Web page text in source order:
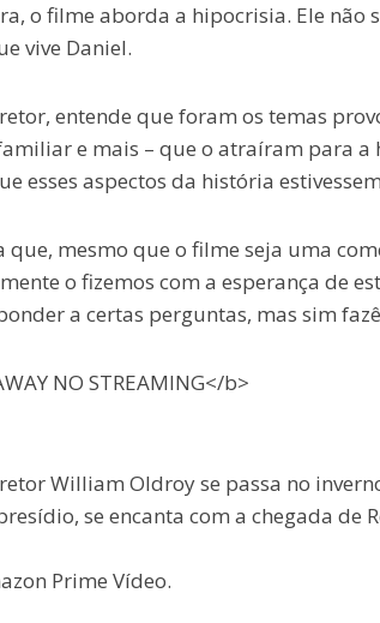
o filme aborda a hipocrisia. Ele
vive Daniel.
entende que foram os temas
e mais – que o atraíram para
esses aspectos da história
que, mesmo que o filme seja uma
o fizemos com a esperança de
a certas perguntas, mas sim
NO STREAMING</b>
William Oldroy se passa no
se encanta com a chegada de
Prime Vídeo.